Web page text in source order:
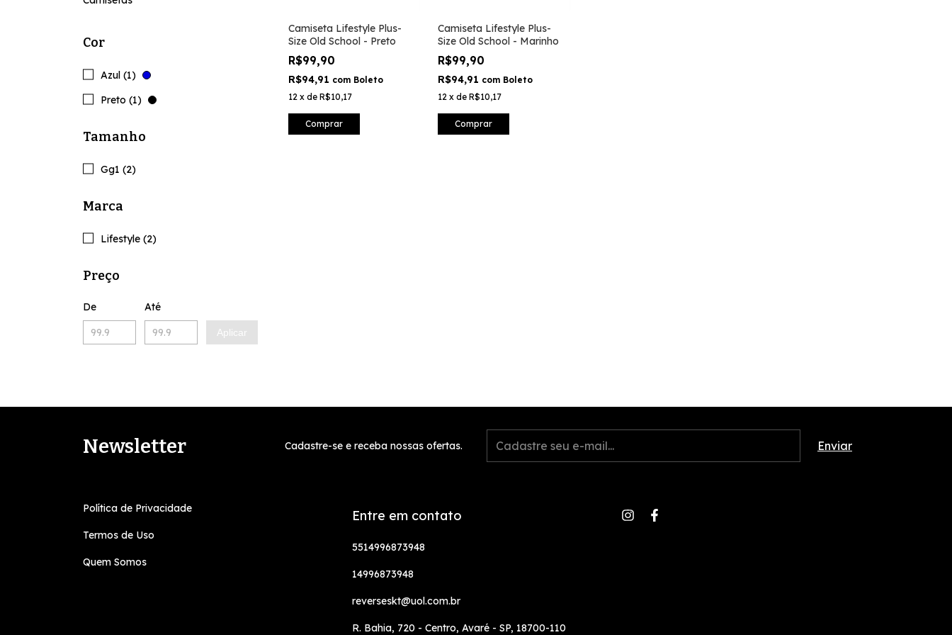
Cor
Azul (1)
Preto (1)
Tamanho
Gg1 (2)
Marca
Lifestyle (2)
Preço
De Até
Aplicar
Camiseta Lifestyle Plus-
Size Old School - Preto
R$99,90
R$94,91 com Boleto
12 x de R$10,17
Comprar
Camiseta Lifestyle Plus-
Size Old School - Marinho
R$99,90
R$94,91 com Boleto
12 xdeR$10,17
Comprar
Newsletter Cadastre-se e receba nossas ofertas.
Política de Privacidade
Termos de Uso
Quem Somos
Entre em contato
5514996873948
14996873948
reverseskt@uol.com.br
R. Bahia, 720 - Centro, Avaré - SP, 18700-110